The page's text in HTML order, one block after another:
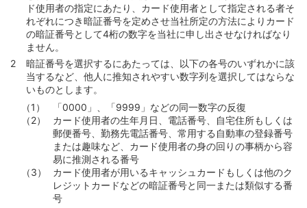
ド使用者の指定にあたり、カード使用者として指定される者そ
れぞれにつき暗証番号を定めさせ当社所定の方法によりカード
の暗証番号として4桁の数字を当社に申し出させなければなり
ません。
暗証番号を選択するにあたっては、以下の各号のいずれかに該
当するなど、他人に推知されやすい数字列を選択してはならな
いものとします。
「0000」、「9999」などの同一数字の反復
カード使用者の生年月日、電話番号、自宅住所もしくは
郵便番号、勤務先電話番号、常用する自動車の登録番号
または趣味など、カード使用者の身の回りの事柄から容
易に推測される番号
カード使用者が用いるキャッシュカードもしくは他のク
レジットカードなどの暗証番号と同一または類似する番
号